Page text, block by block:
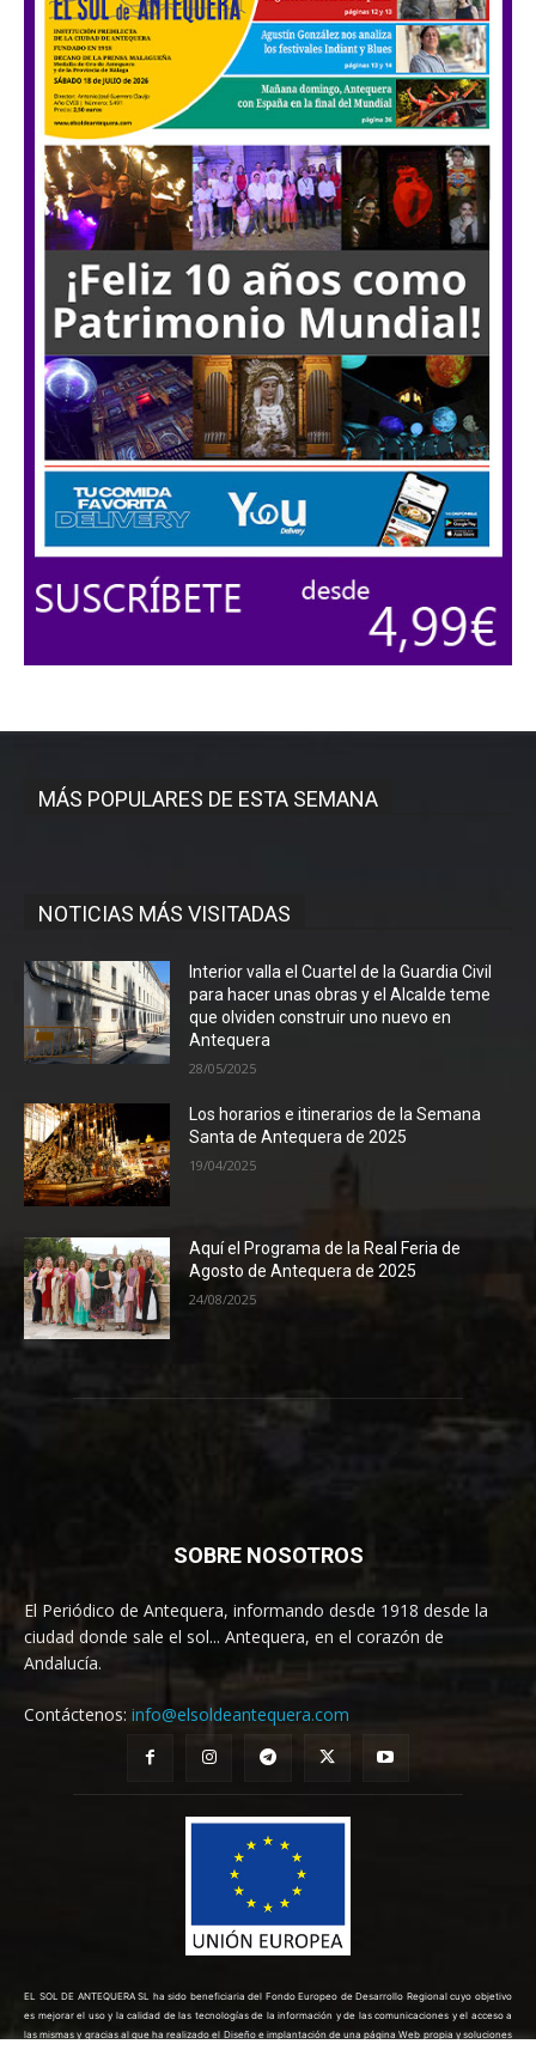
MÁS POPULARES DE ESTA SEMANA
NOTICIAS MÁS VISITADAS
Interior valla el Cuartel de la Guardia Civil
para hacer unas obras y el Alcalde teme
que olviden construir uno nuevo en
Antequera
28/05/2025
Los horarios e itinerarios de la Semana
Santa de Antequera de 2025
19/04/2025
Aquí el Programa de la Real Feria de
Agosto de Antequera de 2025
24/08/2025
SOBRE NOSOTROS
El Periódico de Antequera, informando desde 1918 desde la
ciudad donde sale el sol... Antequera, en el corazón de
Andalucía.
Contáctenos: info@elsoldeantequera.com
EL SOL DE ANTEQUERA SL ha sido beneficiaria del Fondo Europeo de Desarrollo Regional cuyo objetivo
es mejorar el uso y la calidad de las tecnologías de la información y de las comunicaciones y el acceso a
las mismas y gracias al que ha realizado el Diseño e implantación de una página Web propia y soluciones